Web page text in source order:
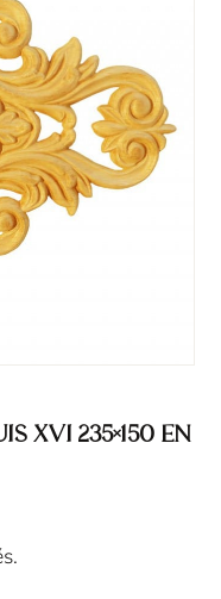
235×150 en